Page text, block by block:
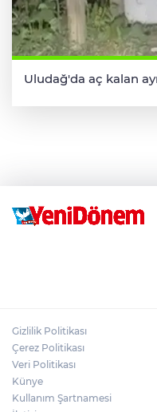
Uludağ'da aç kalan
Gizlilik Politikası
Çerez Politikası
Veri Politikası
Künye
Kullanım Şartnamesi